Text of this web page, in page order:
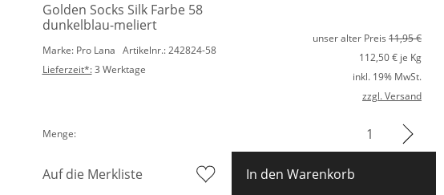
Golden Socks Silk Farbe 58
dunkelblau-meliert
Marke: Pro Lana Artikelnr.: 242824-58
Lieferzeit*:3 Werktage
unser alter Preis 11,95 €
112,50€ je Kg
inkl. 19% MwSt.
zzgl. Versand
Menge:
Auf die Merkliste In den Warenkorb